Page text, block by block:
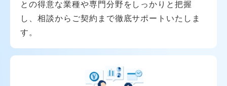
との得意な業種や専門分野をしっかりと把握
し、相談からご契約まで徹底サポートいたしま
す。